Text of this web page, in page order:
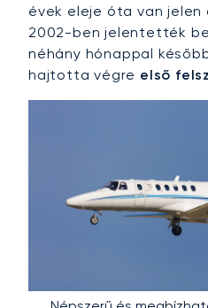
évek eleje óta van
2002-ben jelentették
néhány hónappal
hajtotta végre első